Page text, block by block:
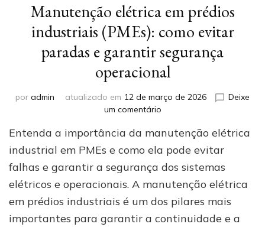
Manutenção elétrica em prédios
industriais (PMEs): como evitar
paradas e garantir segurança
operacional
por admin atualizado em 12 de março de 2026
Deixe
um comentárioem
elétrica
em
prédios
industriais
(PMEs):
como
evitar
paradas
Entenda a importância da manutenção elétrica
industrial em PMEs e como ela pode evitar
falhas e garantir a segurança dos sistemas
elétricos e operacionais. A manutenção elétrica
em prédios industriais é um dos pilares mais
importantes para garantir a continuidade e a